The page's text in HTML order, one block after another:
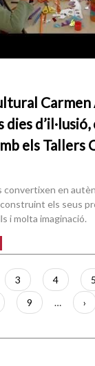
dies
els Tallers
convertixen en
els seus
i molta imaginació.
Pàgina
3 Pàgina
4 5
Pàgina
9 … ›